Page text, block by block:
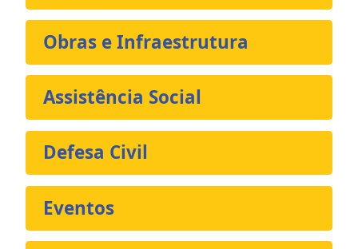
Obras e Infraestrutura
Assistência Social
Defesa Civil
Eventos